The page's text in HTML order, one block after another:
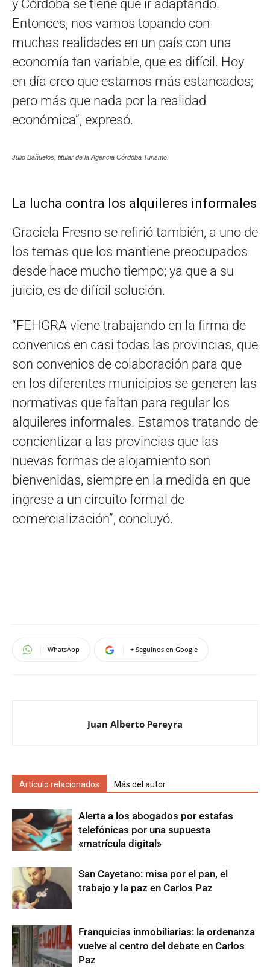
y Córdoba se tiene que ir adaptando.
Entonces, nos vamos topando con
muchas realidades en un país con una
economía tan variable, que es difícil. Hoy
en día creo que estamos más estancados;
pero más que nada por la realidad
económica”, expresó.
Julio Bañuelos, titular de la Agencia Córdoba Turismo.
La lucha contra los alquileres informales
Graciela Fresno se refirió también, a uno de
los temas que los mantiene preocupados
desde hace mucho tiempo; ya que a su
juicio, es de difícil solución.
“FEHGRA viene trabajando en la firma de
convenios en casi todas las provincias, que
son convenios de colaboración para que
en los diferentes municipios se generen las
normativas que faltan para regular los
alquileres informales. Estamos tratando de
concientizar a las provincias que las
nuevas formas de alojamiento son
bienvenidas, siempre en la medida en que
ingrese a un circuito formal de
comercialización”, concluyó.
WhatsApp + Seguinos en Google
Juan Alberto Pereyra
Artículo relacionados Más del autor
Alerta a los abogados por estafas
telefónicas por una supuesta
«matrícula digital»
San Cayetano: misa por el pan, el
trabajo y la paz en Carlos Paz
Franquicias inmobiliarias: la ordenanza
vuelve al centro del debate en Carlos
Paz